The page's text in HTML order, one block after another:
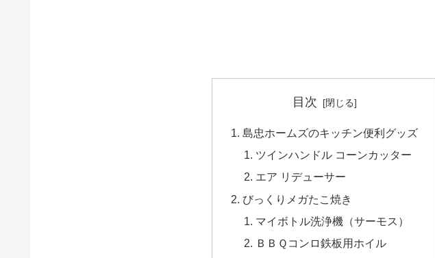
目次
島忠ホームズのキッチン便利グッズ
ツインハンドル コーンカッター
エア リデューサー
びっくりメガたこ焼き
マイボトル洗浄機（サーモス）
ＢＢＱコンロ鉄板用ホイル